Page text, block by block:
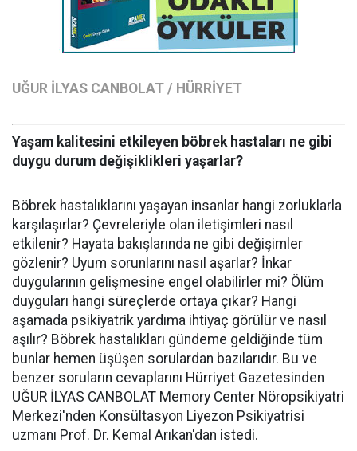
UĞUR İLYAS CANBOLAT / HÜRRİYET
Yaşam kalitesini etkileyen böbrek hastaları ne gibi
duygu durum değişiklikleri yaşarlar?
Böbrek hastalıklarını yaşayan insanlar hangi zorluklarla
karşılaşırlar? Çevreleriyle olan iletişimleri nasıl
etkilenir? Hayata bakışlarında ne gibi değişimler
gözlenir? Uyum sorunlarını nasıl aşarlar? İnkar
duygularının gelişmesine engel olabilirler mi? Ölüm
duyguları hangi süreçlerde ortaya çıkar? Hangi
aşamada psikiyatrik yardıma ihtiyaç görülür ve nasıl
aşılır? Böbrek hastalıkları gündeme geldiğinde tüm
bunlar hemen üşüşen sorulardan bazılarıdır. Bu ve
benzer soruların cevaplarını Hürriyet Gazetesinden
UĞUR İLYAS CANBOLAT Memory Center Nöropsikiyatri
Merkezi'nden Konsültasyon Liyezon Psikiyatrisi
uzmanı Prof. Dr. Kemal Arıkan'dan istedi.